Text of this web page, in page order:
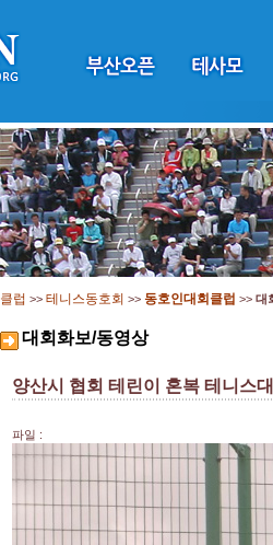
클럽 >> 테니스동호회 >> 동호인대회클럽 >> 대
대회화보/동영상
양산시 협회 테린이 혼복 테니스
파일 :